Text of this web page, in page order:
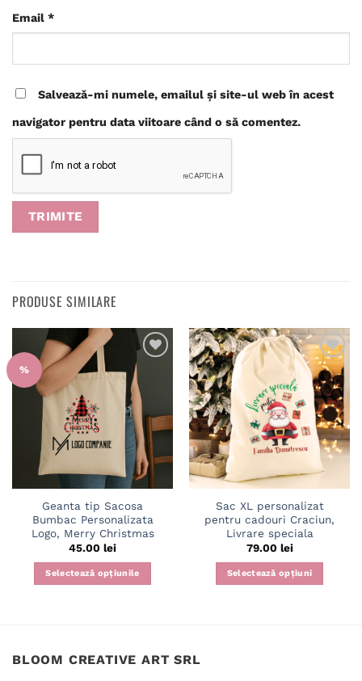
Email *
Salvează-mi numele, emailul și site-ul web în acest
navigator pentru data viitoare când o să comentez.
PRODUSE SIMILARE
%
Adaugă
wishlist
Geanta tip Sacosa
Bumbac Personalizata
Logo, Merry Christmas
45.00 lei
Selectează opțiunile
Adaugă
în
wishlist
Sac XL personalizat
pentru cadouri Craciun,
Livrare speciala
79.00 lei
Selectează opțiuni
BLOOM CREATIVE ART SRL